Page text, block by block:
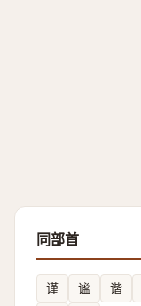
同部首
谨 谧 谐